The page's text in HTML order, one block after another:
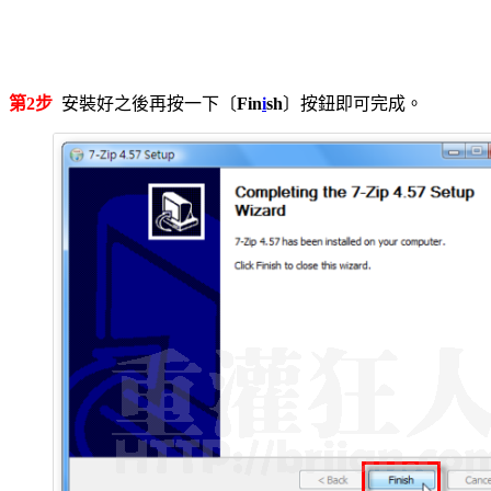
第2步 安裝好之後再按一下〔Finish〕按鈕即可完成。